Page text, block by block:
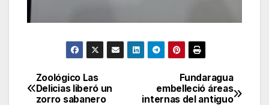
Navegación
Fundaragua
embelleció áreas
internas del antiguo
Zoológico Las
Delicias liberó un
zorro sabanero